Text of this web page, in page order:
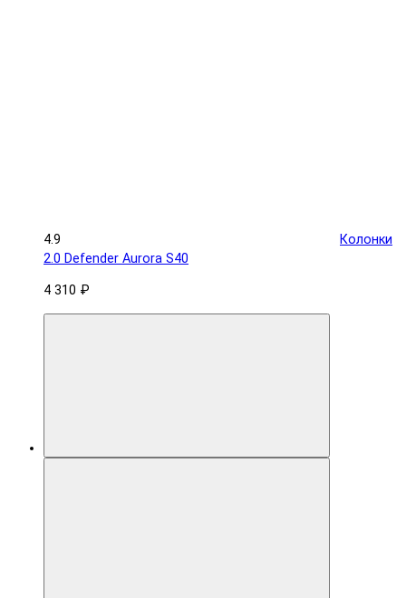
4.9
Колонки
2.0 Defender Aurora S40
4 310 ₽